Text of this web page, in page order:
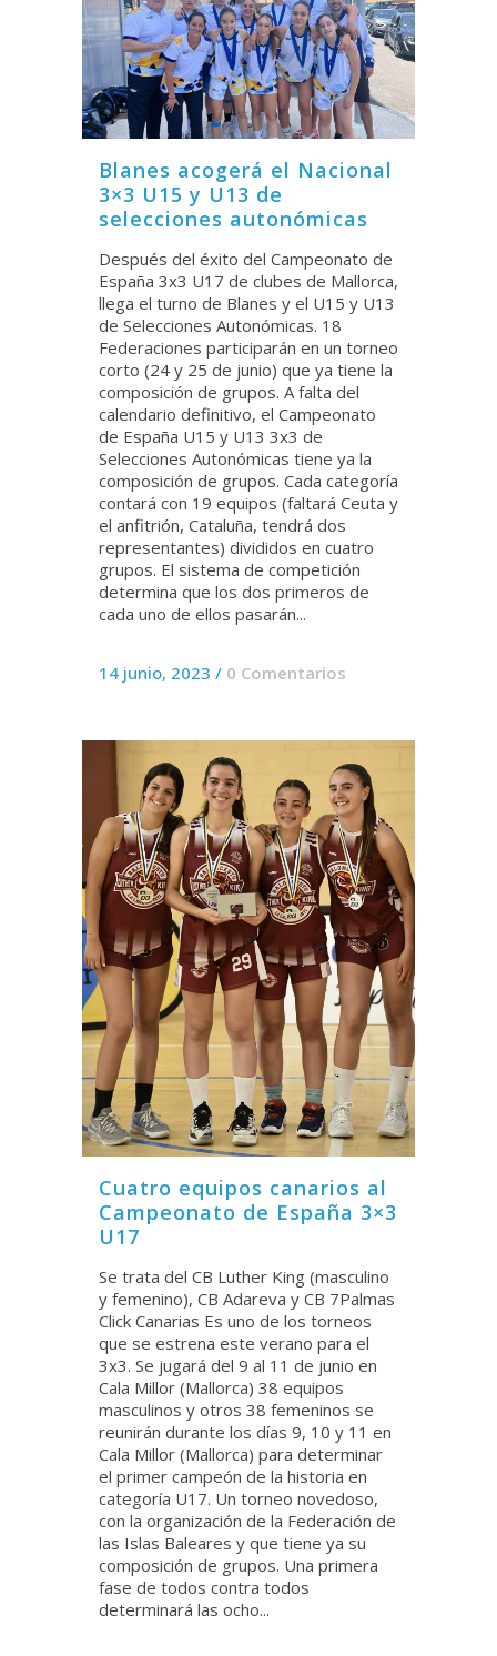
Blanes acogerá el Nacional
3×3 U15 y U13 de
selecciones autonómicas
Después del éxito del Campeonato de
España 3x3 U17 de clubes de Mallorca,
llega el turno de Blanes y el U15 y U13
de Selecciones Autonómicas. 18
Federaciones participarán en un torneo
corto (24 y 25 de junio) que ya tiene la
composición de grupos. A falta del
calendario definitivo, el Campeonato
de España U15 y U13 3x3 de
Selecciones Autonómicas tiene ya la
composición de grupos. Cada categoría
contará con 19 equipos (faltará Ceuta y
el anfitrión, Cataluña, tendrá dos
representantes) divididos en cuatro
grupos. El sistema de competición
determina que los dos primeros de
cada uno de ellos pasarán...
14 junio, 2023 / 0 Comentarios
Cuatro equipos canarios al
Campeonato de España 3×3
U17
Se trata del CB Luther King (masculino
y femenino), CB Adareva y CB 7Palmas
Click Canarias Es uno de los torneos
que se estrena este verano para el
3x3. Se jugará del 9 al 11 de junio en
Cala Millor (Mallorca) 38 equipos
masculinos y otros 38 femeninos se
reunirán durante los días 9, 10 y 11 en
Cala Millor (Mallorca) para determinar
el primer campeón de la historia en
categoría U17. Un torneo novedoso,
con la organización de la Federación de
las Islas Baleares y que tiene ya su
composición de grupos. Una primera
fase de todos contra todos
determinará las ocho...